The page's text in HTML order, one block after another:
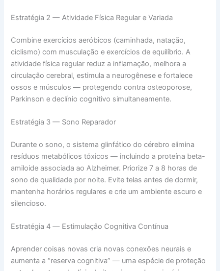
Estratégia 2 — Atividade Física Regular e Variada
Combine exercícios aeróbicos (caminhada, natação,
ciclismo) com musculação e exercícios de equilíbrio. A
atividade física regular reduz a inflamação, melhora a
circulação cerebral, estimula a neurogênese e fortalece
ossos e músculos — protegendo contra osteoporose,
Parkinson e declínio cognitivo simultaneamente.
Estratégia 3 — Sono Reparador
Durante o sono, o sistema glinfático do cérebro elimina
resíduos metabólicos tóxicos — incluindo a proteína beta-
amiloide associada ao Alzheimer. Priorize 7 a 8 horas de
sono de qualidade por noite. Evite telas antes de dormir,
mantenha horários regulares e crie um ambiente escuro e
silencioso.
Estratégia 4 — Estimulação Cognitiva Contínua
Aprender coisas novas cria novas conexões neurais e
aumenta a “reserva cognitiva” — uma espécie de proteção